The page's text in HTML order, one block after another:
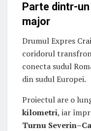
Parte dintr-
major
Drumul Expres
coridorul
conecta sudul
din sudul Europei.
Proiectul are o
kilometri, iar
Turnu